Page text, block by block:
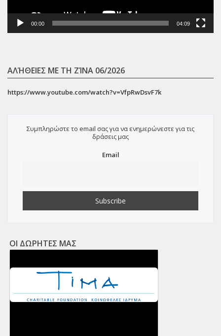
00:00 04:09
ΑΛΉΘΕΙΕΣ ΜΕ ΤΗ ΖΊΝΑ 06/2026
https://www.youtube.com/watch?v=VfpRwDsvF7k
Συμπληρώστε το email σας για να ενημερώνεστε για τις
δράσεις μας
Email
ΟΙ ΔΩΡΗΤΕΣ ΜΑΣ